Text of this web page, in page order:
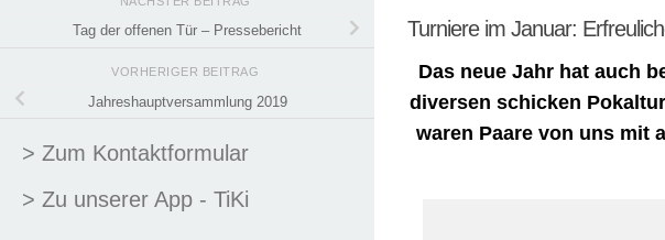
Turniere im Januar:
Das neue Jahr hat auch
diversen schicken
waren Paare von uns mit
Tag der offenen Tür – Pressebericht
VORHERIGER BEITRAG
Jahreshauptversammlung 2019
> Zum Kontaktformular
> Zu unserer App - TiKi